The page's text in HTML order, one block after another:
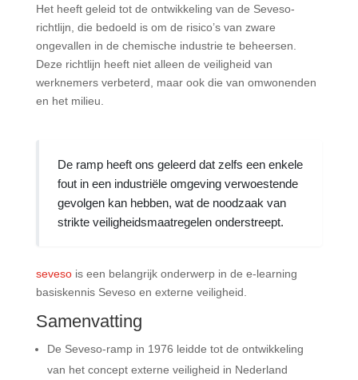
Het heeft geleid tot de ontwikkeling van de Seveso-
richtlijn, die bedoeld is om de risico’s van zware
ongevallen in de chemische industrie te beheersen.
Deze richtlijn heeft niet alleen de veiligheid van
werknemers verbeterd, maar ook die van omwonenden
en het milieu.
De ramp heeft ons geleerd dat zelfs een enkele
fout in een industriële omgeving verwoestende
gevolgen kan hebben, wat de noodzaak van
strikte veiligheidsmaatregelen onderstreept.
sevesois een belangrijk onderwerp in de e-learning
basiskennis Seveso en externe veiligheid.
Samenvatting
De Seveso-ramp in 1976 leidde tot de ontwikkeling
van het concept externe veiligheid in Nederland